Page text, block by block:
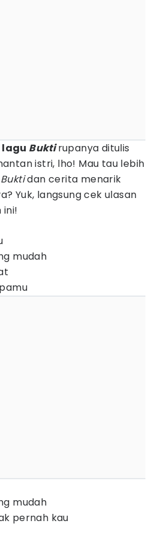
lagu Bukti rupanya ditulis
istri, lho! Mau tau lebih
Buktidan cerita menarik
Yuk, langsung cek ulasan
ini!
mudah
mudah
pernah kau